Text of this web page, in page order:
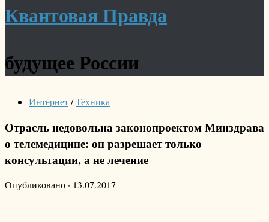
Квантовая Правда
будущее России
Интернет/Техника
Отрасль недовольна законопроектом Минздрава
о телемедицине: он разрешает только
консультации, а не лечение
Опубликовано · 13.07.2017